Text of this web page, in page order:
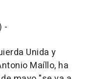
-
Unida y
Maíllo, ha